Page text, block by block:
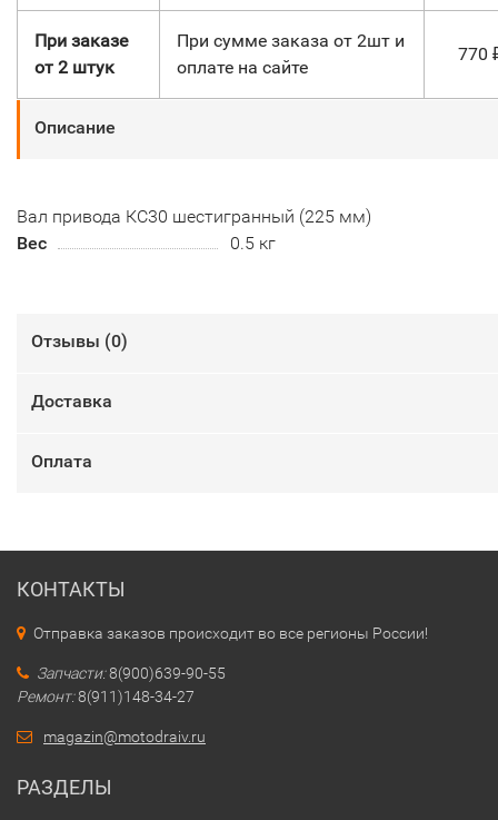
При заказе
от 2 штук
При сумме заказа от 2шт и
оплате на сайте
770
Описание
Вал привода КС30 шестигранный (225 мм)
Вес
0.5 кг
Отзывы (0)
Доставка
Оплата
КОНТАКТЫ
Отправка заказов происходит во все регионы России!
Запчасти:8(900)639-90-55
Ремонт:8(911)148-34-27
magazin@motodraiv.ru
РАЗДЕЛЫ